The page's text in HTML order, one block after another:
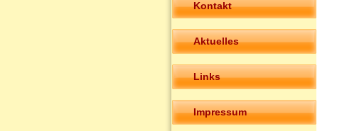
Kontakt
Aktuelles
Links
Impressum